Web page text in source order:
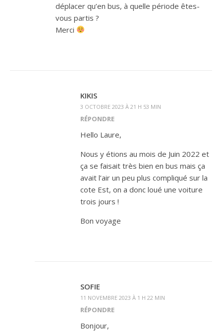
déplacer qu’en bus, à quelle période êtes-
vous partis ?
Merci
KIKIS
3 OCTOBRE 2023 À 21 H 53 MIN
RÉPONDRE
Hello Laure,
Nous y étions au mois de Juin 2022 et
ça se faisait très bien en bus mais ça
avait l’air un peu plus compliqué sur la
cote Est, on a donc loué une voiture
trois jours !
Bon voyage
SOFIE
11 NOVEMBRE 2023 À 1 H 22 MIN
RÉPONDRE
Bonjour,